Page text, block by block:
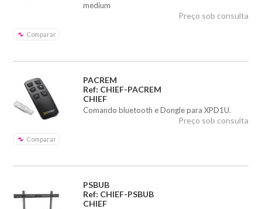
medium
Comparar
Preço sob consulta
PACREM
Ref: CHIEF-PACREM
CHIEF
Comando bluetooth e Dongle para XPD1U.
Comparar
Preço sob consulta
PSBUB
Ref: CHIEF-PSBUB
CHIEF